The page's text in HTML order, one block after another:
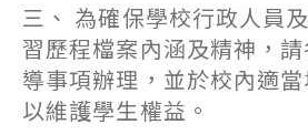
三、 為確保學校行政人員
習歷程檔案內涵及精神，
導事項辦理，並於校內適當
以維護學生權益。